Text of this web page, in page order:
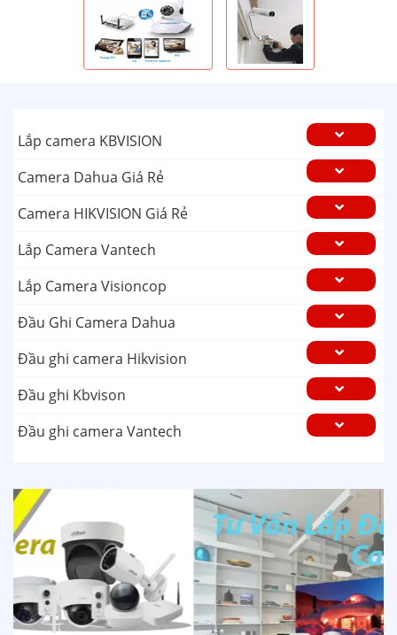
Lắp camera KBVISION
Camera Dahua Giá Rẻ
Camera HIKVISION Giá Rẻ
Lắp Camera Vantech
Lắp Camera Visioncop
Đầu Ghi Camera Dahua
Đầu ghi camera Hikvision
Đầu ghi Kbvison
Đầu ghi camera Vantech